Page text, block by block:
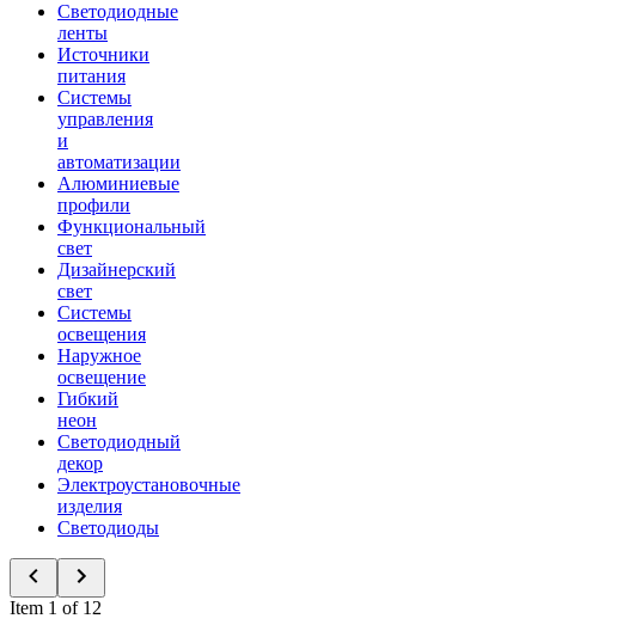
Светодиодные
ленты
Источники
питания
Системы
управления
и
автоматизации
Алюминиевые
профили
Функциональный
свет
Дизайнерский
свет
Системы
освещения
Наружное
освещение
Гибкий
неон
Светодиодный
декор
Электроустановочные
изделия
Светодиоды
Item 1 of 12